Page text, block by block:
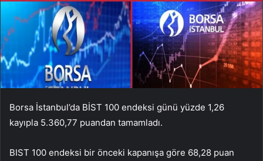
Borsa İstanbul’da BİST 100 endeksi günü yüzde 1,26
kayıpla 5.360,77 puandan tamamladı.
BIST 100 endeksi bir önceki kapanışa göre 68,28 puan